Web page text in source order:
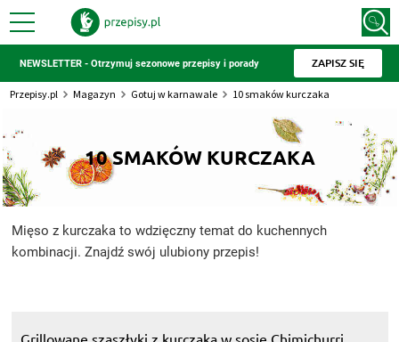
NEWSLETTER - Otrzymuj sezonowe przepisy i porady ZAPISZ SIĘ
Przepisy.pl Magazyn Gotuj w karnawale 10 smaków kurczaka
10 SMAKÓW KURCZAKA
Mięso z kurczaka to wdzięczny temat do kuchennych
kombinacji. Znajdź swój ulubiony przepis!
Grillowane szaszłyki z kurczaka w sosie Chimichurri